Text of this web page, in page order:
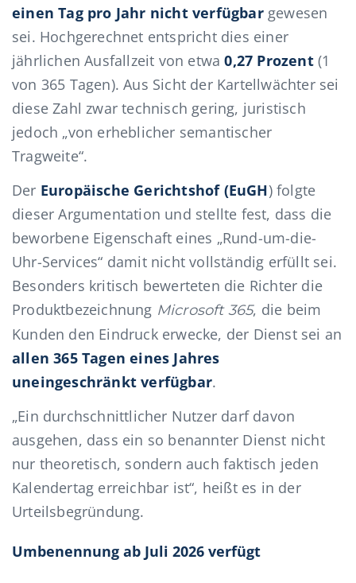
einen Tag pro Jahr nicht verfügbargewesen
sei. Hochgerechnet entspricht dies einer
jährlichen Ausfallzeit von etwa0,27 Prozent(1
von 365 Tagen). Aus Sicht der Kartellwächter sei
diese Zahl zwar technisch gering, juristisch
jedoch „von erheblicher semantischer
Tragweite“.
Der Europäische Gerichtshof (EuGH) folgte
dieser Argumentation und stellte fest, dass die
beworbene Eigenschaft eines „Rund-um-die-
Uhr-Services“ damit nicht vollständig erfüllt sei.
Besonders kritisch bewerteten die Richter die
Produktbezeichnung Microsoft 365, die beim
Kunden den Eindruck erwecke, der Dienst sei an
allen 365 Tagen eines Jahres
uneingeschränkt verfügbar.
„Ein durchschnittlicher Nutzer darf davon
ausgehen, dass ein so benannter Dienst nicht
nur theoretisch, sondern auch faktisch jeden
Kalendertag erreichbar ist“, heißt es in der
Urteilsbegründung.
Umbenennung ab Juli 2026 verfügt